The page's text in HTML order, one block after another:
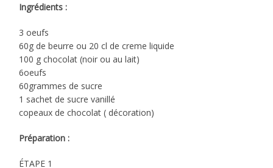
Ingrédients :
3 oeufs
60g de beurre ou 20 cl de creme liquide
100 g chocolat (noir ou au lait)
6oeufs
60grammes de sucre
1 sachet de sucre vanillé
copeaux de chocolat ( décoration)
Préparation :
ÉTAPE 1